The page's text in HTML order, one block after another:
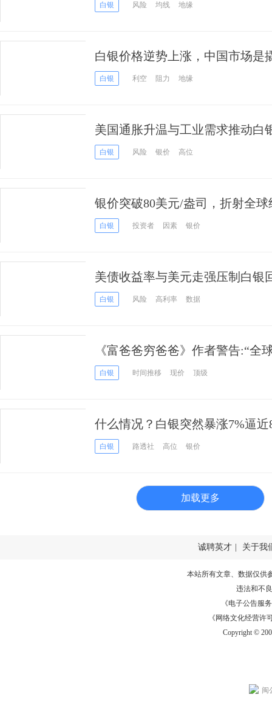
白银 风险 均线 地缘
白银价格逆势上涨，中国市场是
白银 利空 阻力 地缘
美国通胀升温与工业需求推动白
六日走强逼近87美元
白银 风险 银价 高位
银价突破80美元/盎司，折射全
白银 投资者 因素 银价
美债收益率与美元走强压制白银
白银 风险 高利率 数据
《富爸爸穷爸爸》作者警告:“全
溃”！清崎透露其最佳投资
白银 时间推移 现价 顶级
什么情况？白银突然暴涨7%逼
更大行情一触即发？
白银 路透社 高位 银价
加载更多
诚聘英才 关于我
本站所有文章、数据仅供
违法和不
《电子公告服务
《网络文化经营许
Copyright ©
闽